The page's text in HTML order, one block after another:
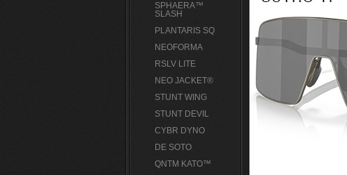
SPHAERA™
SLASH
PLANTARIS SQ
NEOFORMA
RSLV LITE
NEO JACKET®
STUNT WING
STUNT DEVIL
CYBR DYNO
DE SOTO
QNTM KATO™